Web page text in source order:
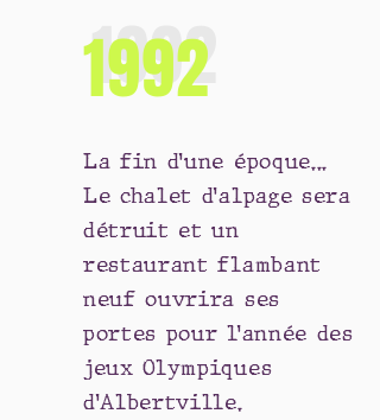
1992
1992
La fin d’une époque...
Le chalet d’alpage sera
détruit et un
restaurant flambant
neuf ouvrira ses
portes pour l’année des
jeux Olympiques
d’Albertville.